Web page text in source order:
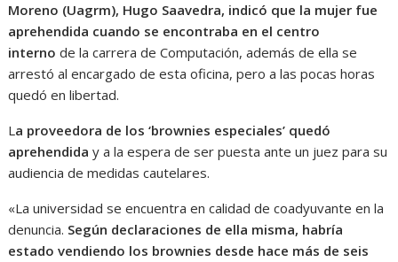
Moreno (Uagrm), Hugo Saavedra, indicó que la mujer fue
aprehendida cuando se encontraba en el centro
interno de la carrera de Computación, además de ella se
arrestó al encargado de esta oficina, pero a las pocas horas
quedó en libertad.
La proveedora de los ‘brownies especiales’ quedó
aprehendiday a la espera de ser puesta ante un juez para su
audiencia de medidas cautelares.
«La universidad se encuentra en calidad de coadyuvante en la
denuncia. Según declaraciones de ella misma, habría
estado vendiendo los brownies desde hace más de seis